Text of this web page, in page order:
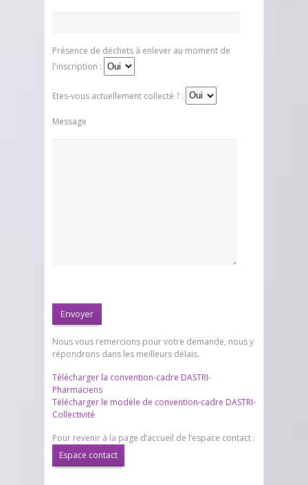
Présence de déchets à enlever au moment de
l'inscription :
Etes-vous actuellement collecté ? :
Message
Nous vous remercions pour votre demande, nous y
répondrons dans les meilleurs délais.
Télécharger la convention-cadre DASTRI-
Pharmaciens
Télécharger le modèle de convention-cadre DASTRI-
Collectivité
Pour revenir à la page d’accueil de l’espace contact :
Espace contact